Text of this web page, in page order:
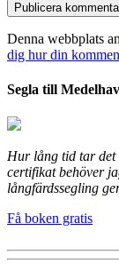
Denna webbplats
dig hur din
Segla till
Hur lång tid tar det
certifikat behöver
långfärdssegling
Få boken gratis